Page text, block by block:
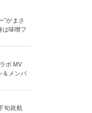
”がまさ
は味噌フ
ボ MV
＆メンバ
旬就航